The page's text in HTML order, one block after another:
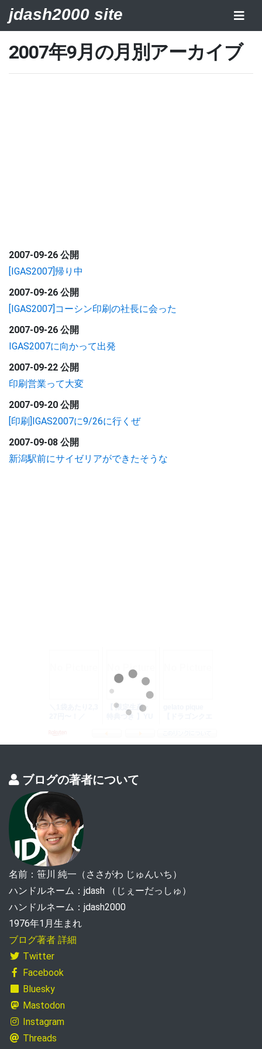
jdash2000 site
2007年9月の月別アーカイブ
2007-09-26 公開
[IGAS2007]帰り中
2007-09-26 公開
[IGAS2007]コーシン印刷の社長に会った
2007-09-26 公開
IGAS2007に向かって出発
2007-09-22 公開
印刷営業って大変
2007-09-20 公開
[印刷]IGAS2007に9/26に行くぜ
2007-09-08 公開
新潟駅前にサイゼリアができたそうな
ブログの著者について
名前：笹川 純一（ささがわ じゅんいち）
ハンドルネーム：jdash （じぇーだっしゅ）
ハンドルネーム：jdash2000
1976年1月生まれ
ブログ著者 詳細
Twitter
Facebook
Bluesky
Mastodon
Instagram
Threads